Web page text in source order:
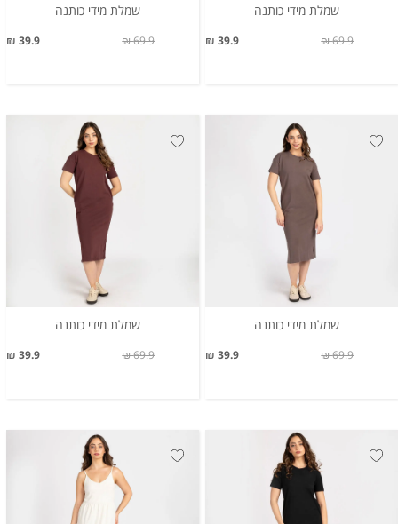
שמלת מידי כותנה
39.9 ₪ 69.9 ₪
שמלת מידי כותנה
39.9 ₪ 69.9 ₪
שמלת מידי כותנה
39.9 ₪ 69.9 ₪
שמלת מידי כותנה
39.9 ₪ 69.9 ₪